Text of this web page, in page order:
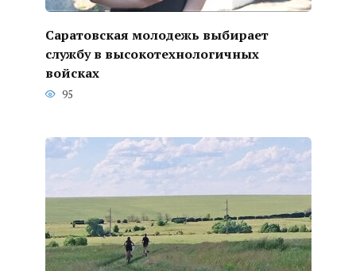
Саратовская молодежь выбирает
службу в высокотехнологичных
войсках
95